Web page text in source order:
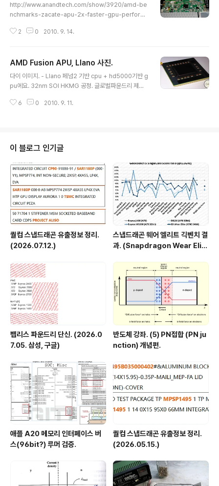
http://www.anandtech.com/show/3920/amd-be
nchmarks-zacate-apu-2x-faster-gpu-perform
캣 기반 제품엔 노트북 타겟의 자카테와 넷북 타겟의 온타
우 퀄리티 27~34 fps 이 나와서, 14~19 fps 가 나온 i5
기반 노트북의 두배 수준의 성능이고, 이는 이전에 동일 사
이트에서 프리뷰했던 샌디브릿지와 동등한 수준의 성능입
클럭이 상당히 높은 등, 자카테에 비해 샌디브릿지 cpu성
2 0 2010. 9. 14.
AMD Fusion APU, Llano 사진.
다이 이미지. - Llano 페넘2 기반 cpu + hd5000기반 g
pu에요. 32nm SOI HKMG 공정. 글로벌파운드리 제작.
어당 1MB네요. 그리고 L3 캐시가 없네요. 온타리오와 비
6 0 2010. 9. 11.
이 블로그 인기글
퀄컴 스냅드래곤 유출정보 정리.
(2026.07.12.)
스냅드래곤 웨어 엘리트 긱벤치 결
과. (Snapdragon Wear Elit
팹리스 파운드리 단신. (2026.0
7.05. 삼성, 구글)
반도체 강좌. (5) PN접합 (PN ju
nction) 개념편.
애플 A20 메모리 인터페이스 버
스(96bit?) 루머 검증.
퀄컴 스냅드래곤 유출정보 정리.
(2026.05.15.)